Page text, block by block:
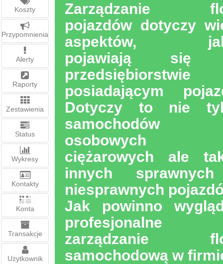
Koszty
Przypomnienia
Alerty
Raporty
Zestawienia
Status
Wykresy
Kontakty
Konta
Transakcje
Użytkownik
Zarządzanie
pojazdów dotyczy
aspektów,
pojawiają się
przedsiębiorstwie
posiadającym
Dotyczy to nie
samochodów
ciężarowych ale
innych
niesprawnych
Jak powinno
profesjonalne
zarządzanie
samochodową w